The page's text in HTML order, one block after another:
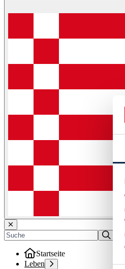
Startseite
Leben